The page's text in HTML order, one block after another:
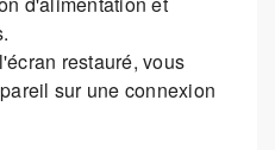
restauré, vous
sur une connexion